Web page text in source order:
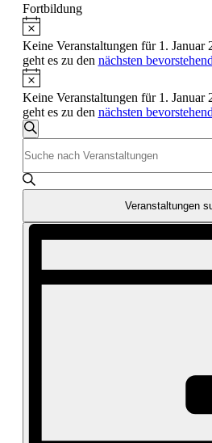
Fortbildung
Veranstaltungen
für
1.
Januar
2026
Hinweis
Keine Veranstaltungen für 1. Januar
geht es zu den nächsten
Hinweis
Keine Veranstaltungen für 1. Januar
geht es zu den nächsten
Veranstaltungen
Suche
und
Ansichten,
Navigation
Suche
Schlüsselwort
eingeben.
Suche
Veranstaltungen
Schlüsselwort.
Veranstaltungen
Veranstaltung
Navigation